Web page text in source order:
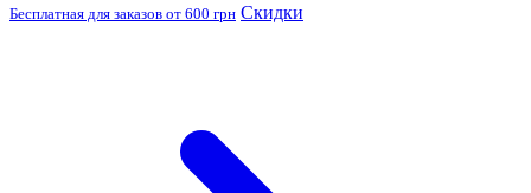
Бесплатная для заказов от 600 грн Скидки